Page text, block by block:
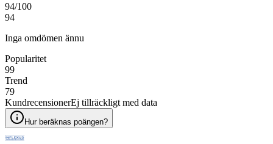
94/100
94
Inga omdömen ännu
Popularitet
99
Trend
79
KundrecensionerEj tillräckligt med data
Hur beräknas poängen?